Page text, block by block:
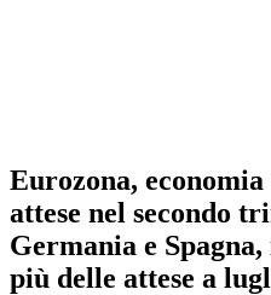
Eurozona,
attese nel secondo
Germania e
più delle attese a